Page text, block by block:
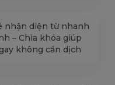
nhận diện từ nhanh
– Chìa khóa giúp
không cần dịch